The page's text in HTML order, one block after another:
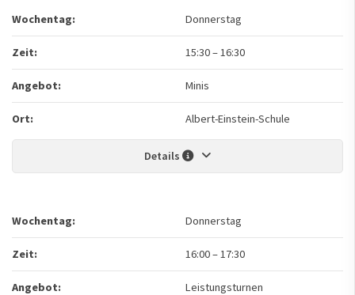
Wochentag: Donnerstag
Zeit: 15:30–16:30
Angebot: Minis
Ort: Albert-Einstein-Schule
Details
Wochentag: Donnerstag
Zeit: 16:00–17:30
Angebot: Leistungsturnen